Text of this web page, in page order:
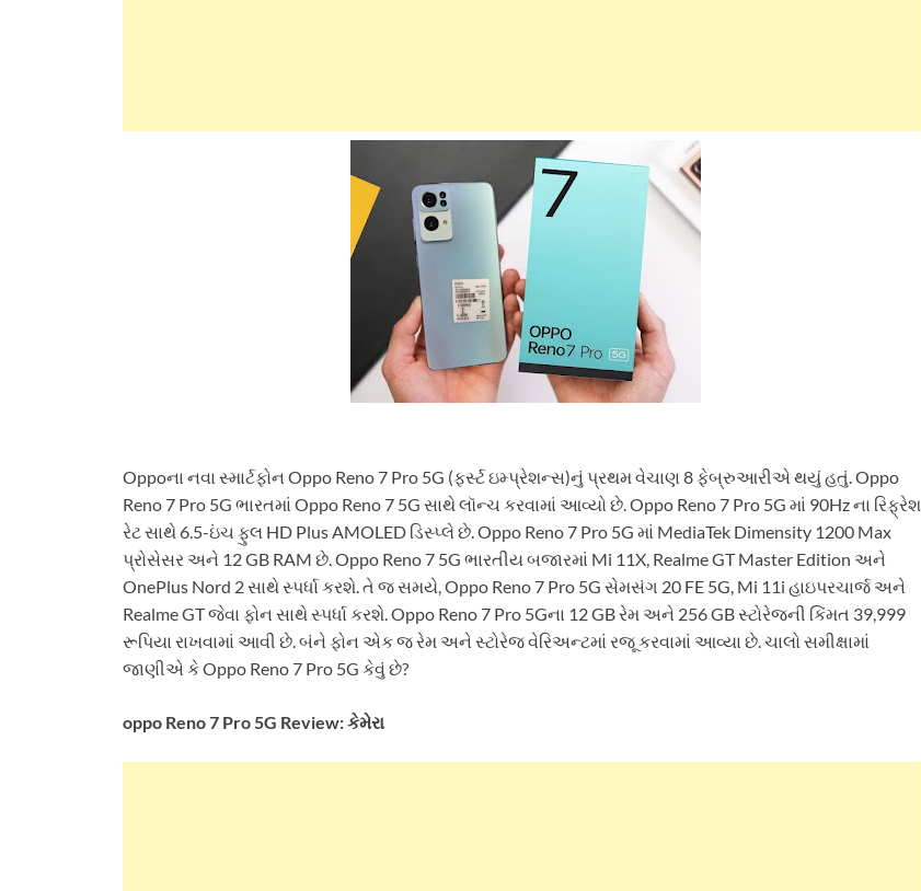
Oppoના નવા સ્માર્ટફોન Oppo Reno 7 Pro 5G (ફર્સ્ટ ઇમ્પ્રેશન્સ)નું પ્રથમ વેચાણ 8 ફેબ્રુઆરીએ થયું હતું. Oppo
Reno 7 Pro 5G ભારતમાં Oppo Reno 7 5G સાથે લૉન્ચ કરવામાં આવ્યો છે. Oppo Reno 7 Pro 5G માં 90Hz ના રિફ્રેશ
રેટ સાથે 6.5-ઇંચ ફુલ HD Plus AMOLED ડિસ્પ્લે છે. Oppo Reno 7 Pro 5G માં MediaTek Dimensity 1200 Max
પ્રોસેસર અને 12 GB RAM છે. Oppo Reno 7 5G ભારતીય બજારમાં Mi 11X, Realme GT Master Edition અને
OnePlus Nord 2 સાથે સ્પર્ધા કરશે. તે જ સમયે, Oppo Reno 7 Pro 5G સેમસંગ 20 FE 5G, Mi 11i હાઇપરચાર્જ અને
Realme GT જેવા ફોન સાથે સ્પર્ધા કરશે. Oppo Reno 7 Pro 5Gના 12 GB રેમ અને 256 GB સ્ટોરેજની કિંમત 39,999
રૂપિયા રાખવામાં આવી છે. બંને ફોન એક જ રેમ અને સ્ટોરેજ વેરિઅન્ટમાં રજૂ કરવામાં આવ્યા છે. ચાલો સમીક્ષામાં
જાણીએ કે Oppo Reno 7 Pro 5G કેવું છે?
oppo Reno 7 Pro 5G Review: કેમેરા